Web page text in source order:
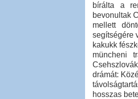
bírálta a
bevonultak
mellett
segítségére
kakukk
müncheni
drámát:
hosszas